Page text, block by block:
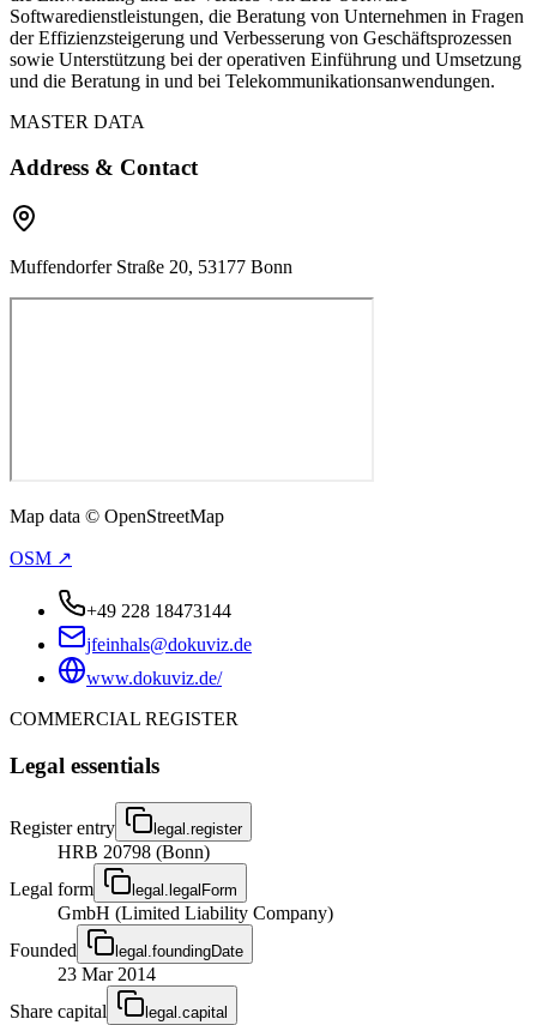
Softwaredienstleistungen, die Beratung von Unternehmen in Fragen
der Effizienzsteigerung und Verbesserung von Geschäftsprozessen
sowie Unterstützung bei der operativen Einführung und Umsetzung
und die Beratung in und bei Telekommunikationsanwendungen.
MASTER DATA
Address & Contact
Muffendorfer Straße 20, 53177 Bonn
Map data © OpenStreetMap
OSM ↗
+49 228 18473144
jfeinhals@dokuviz.de
www.dokuviz.de/
COMMERCIAL REGISTER
Legal essentials
Register entry legal.register
HRB 20798 (Bonn)
Legal form
legal.legalForm
GmbH (Limited Liability Company)
Founded
legal.foundingDate
23 Mar 2014
Share capital
legal.capital